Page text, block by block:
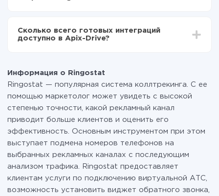
функционал. Вы оплачиваете только количество
данных, которые по факту передаются из одной
перейти на платный, при необходимости. Подробнее
отарифах .
Сколько всего готовых интеграций
доступно в Apix-Drive?
Информация о Ringostat
Ringostat — популярная система коллтрекинга. С ее
помощью маркетолог может увидеть с высокой
степенью точности, какой рекламный канал
приводит больше клиентов и оценить его
эффективность. Основным инструментом при этом
выступает подмена номеров телефонов на
выбранных рекламных каналах с последующим
анализом трафика. Ringostat предоставляет
клиентам услуги по подключению виртуальной АТС,
возможность установить виджет обратного звонка,